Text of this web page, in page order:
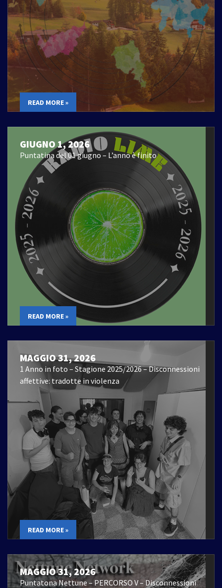
READ MORE »
GIUGNO 1, 2026
Puntatina del 01 giugno – L’anno è finito
READ MORE »
MAGGIO 31, 2026
1 Anno in foto – Stagione 2025/2026 – Disconnessioni
affettive: tradotte in violenza
READ MORE »
MAGGIO 31, 2026
Puntatona Nettune – PERCORSO V – Disconnessioni